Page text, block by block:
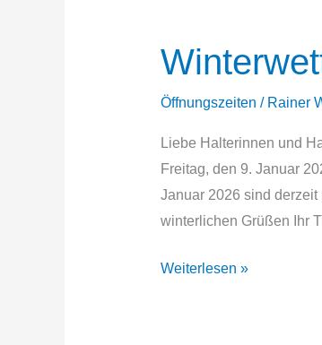
Öffnungszeiten / Rainer
Liebe Halterinnen und
Freitag, den 9. Januar
Januar 2026 sind
winterlichen Grüßen Ihr
Winterwetter
Weiterlesen »